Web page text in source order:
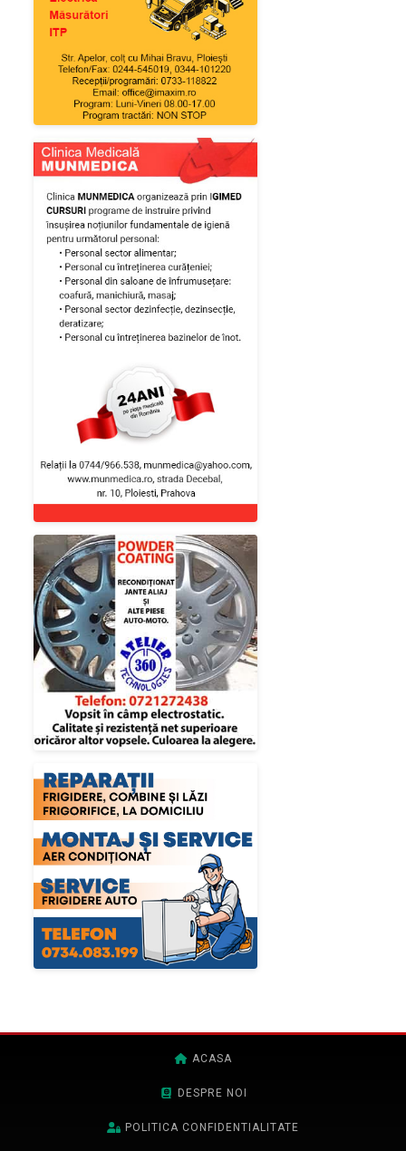
ACASA
DESPRE NOI
POLITICA CONFIDENTIALITATE